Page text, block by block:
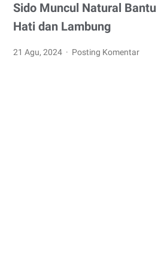
Sido Muncul Natural
Hati dan Lambung
21 Agu, 2024 Posting Komentar